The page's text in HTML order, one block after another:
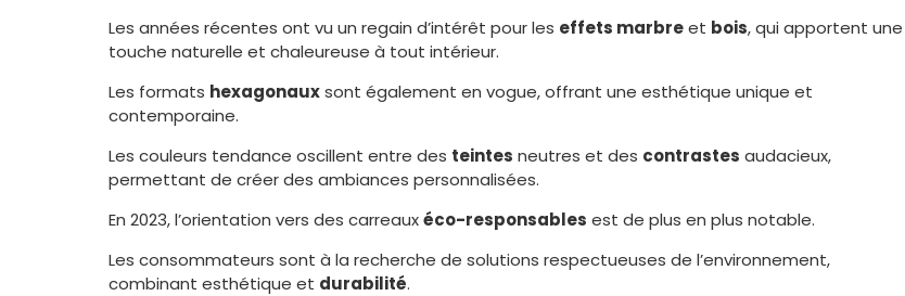
Les années récentes ont vu un regain d’intérêt pour les effets marbreet bois, qui apportent une
touche naturelle et chaleureuse à tout intérieur.
Les formats hexagonauxsont également en vogue, offrant une esthétique unique et
contemporaine.
Les couleurs tendance oscillent entre des teintes neutres et des contrastes audacieux,
permettant de créer des ambiances personnalisées.
En 2023, l’orientation vers des carreauxéco-responsables est de plus en plus notable.
Les consommateurs sont à la recherche de solutions respectueuses de l’environnement,
combinant esthétique et durabilité.